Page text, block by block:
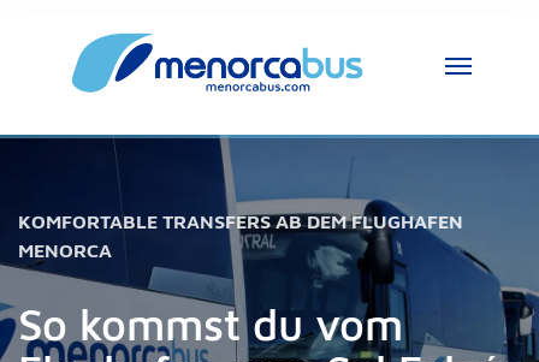
KOMFORTABLE TRANSFERS AB DEM FLUGHAFEN
MENORCA
So kommst du vom
Hallo, ich bin der Assistent von MenorcaBus.
Wie kann ich helfen?